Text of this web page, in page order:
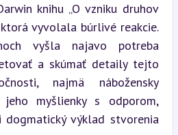
knihu „O vzniku druhov
vyvolala búrlivé reakcie.
vyšla najavo potreba
a skúmať detaily tejto
najmä nábožensky
jeho myšlienky s odporom,
dogmatický výklad stvorenia